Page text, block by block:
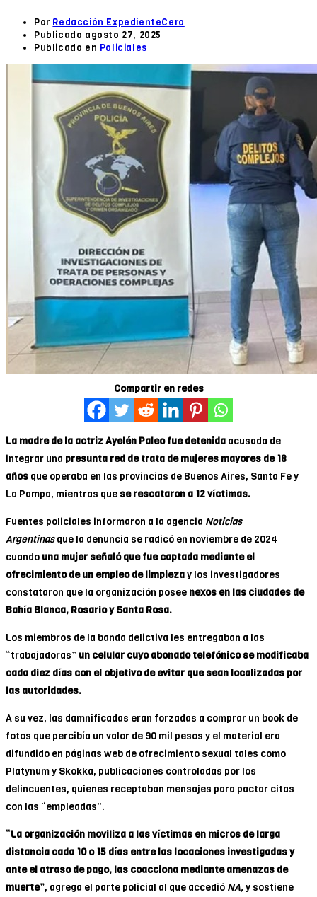
Por Redacción ExpedienteCero
Publicado agosto 27, 2025
Publicado en Policiales
Compartir en redes
La madre de la actriz Ayelén Paleo fue detenida acusada de
integrar una presunta red de trata de mujeres mayores de 18
años que operaba en las provincias de Buenos Aires, Santa Fe y
La Pampa, mientras que se rescataron a 12 víctimas.
Fuentes policiales informaron a la agencia Noticias
Argentinasque la denuncia se radicó en noviembre de 2024
cuando una mujer señaló que fue captada mediante el
ofrecimiento de un empleo de limpiezay los investigadores
constataron que la organización posee nexos en las ciudades de
Bahía Blanca, Rosario y Santa Rosa.
Los miembros de la banda delictiva les entregaban a las
“trabajadoras” un celular cuyo abonado telefónico se modificaba
cada diez días con el objetivo de evitar que sean localizadas por
las autoridades.
A su vez, las damnificadas eran forzadas a comprar un book de
fotos que percibía un valor de 90 mil pesos y el material era
difundido en páginas web de ofrecimiento sexual tales como
Platynum y Skokka, publicaciones controladas por los
delincuentes, quienes receptaban mensajes para pactar citas
con las “empleadas”.
“La organización moviliza a las víctimas en micros de larga
distancia cada 10 o 15 días entre las locaciones investigadas y
ante el atraso de pago, las coacciona mediante amenazas de
muerte”, agrega el parte policial al que accedió NA,y sostiene